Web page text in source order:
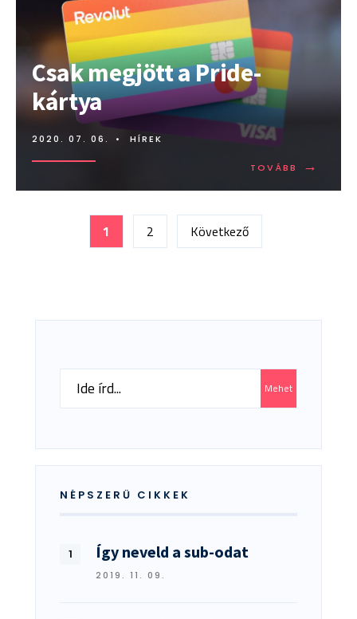
Csak megjött a Pride-
kártya
2020. 07. 06. • HÍREK
TOVÁBB →
TOVÁBB:
Bejegyzések
lapozása
1 2 Következő
Search
Mehet
NÉPSZERŰ CIKKEK
Így neveld a sub-odat
2019. 11. 09.